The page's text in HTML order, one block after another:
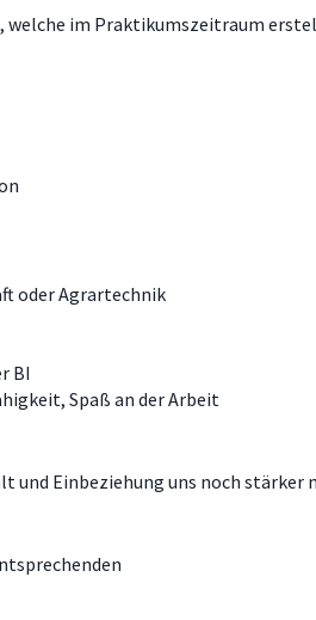
im Praktikumszeitraum
oder Agrartechnik
BI
Spaß an der Arbeit
und Einbeziehung uns noch stärker